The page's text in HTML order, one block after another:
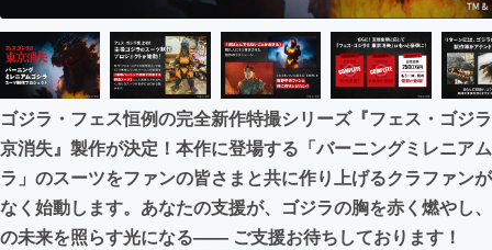
ゴジラ・フェス恒例の完全新作特撮シリーズ『フェス・ゴジ
京消失』製作が決定！本作に登場する「バーニングミレニア
ラ」のスーツをファンの皆さまと共に作り上げるクラファン
なく始動します。あなたの支援が、ゴジラの胸を赤く燃やし
の未来を照らす光になる—— ご支援お待ちしております！